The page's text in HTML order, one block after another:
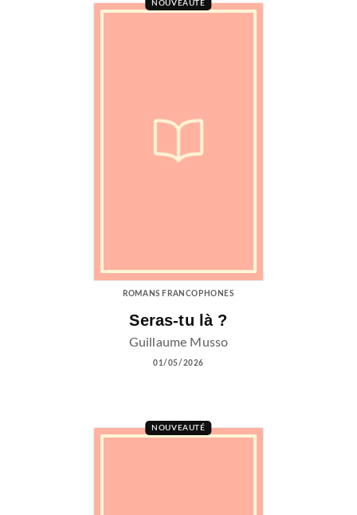
NOUVEAUTÉ
ROMANS FRANCOPHONES
Seras-tu là ?
Guillaume Musso
01/05/2026
NOUVEAUTÉ